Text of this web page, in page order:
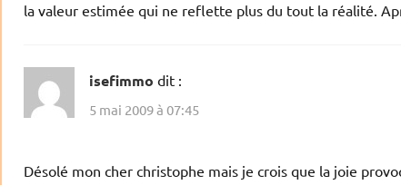
la valeur estimée qui ne reflette plus du tout la réalité.
isefimmo dit :
5 mai 2009 à 07:45
Désolé mon cher christophe mais je crois que la joie